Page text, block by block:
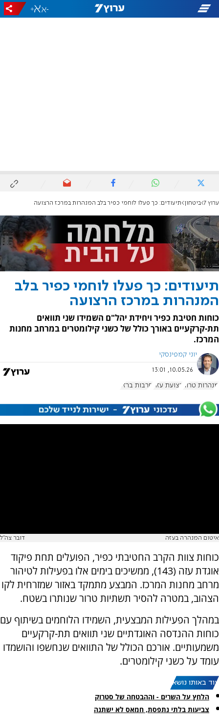
-
+
ערוץ 7 ביטחון תיעודים: כך פעלו לוחמי כפיר בלב המנהרות במרכז הרצועה
תיעודים: כך פעלו לוחמי כפיר בלב
המנהרות במרכז הרצועה
כוחות חטיבת כפיר ויחידת יהל"ם השמידו שני תוואים
תת-קרקעיים באורך כולל של כשני קילומטרים במרחב מחנות
המרכז.
יוני קמפינסקי
10.05.26, 13:01
מנהרות טרור רצועת עזה חרבות ברזל
איטום המנהרה בעזה דובר צה"ל
כוחות צוות הקרב החטיבתי כפיר, הפועלים תחת פיקוד
אוגדת עזה (143), ממשיכים בימים אלו בפעילות לטיהור
מרחב מחנות המרכז. המבצע מתמקד באזור שמזרחית לקו
הצהוב, במטרה להסיר תשתיות טרור שנותרו בשטח.
במהלך הפעילות המבצעית, השמידו הלוחמים בשיתוף עם
כוחות ההנדסה האוגדתיים שני תוואים תת-קרקעיים
משמעותיים. אורכם הכולל של התוואים שנחשפו והושמדו
עומד על כשני קילומטרים.
עוד באותו נושא:
הלחץ על השרים - וההבטחה של סטרוק
צביעות בלתי נתפסת, חמאס לא ישתנה